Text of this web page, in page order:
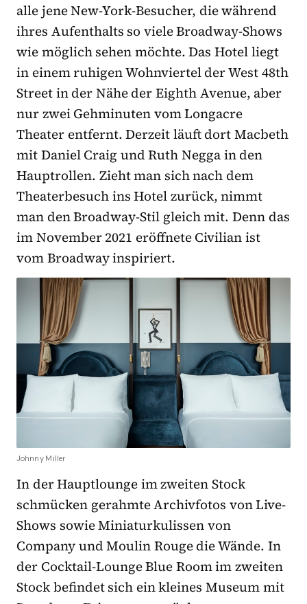
alle jene New-York-Besucher, die während
ihres Aufenthalts so viele Broadway-Shows
wie möglich sehen möchte. Das Hotel liegt
in einem ruhigen Wohnviertel der West 48th
Street in der Nähe der Eighth Avenue, aber
nur zwei Gehminuten vom Longacre
Theater entfernt. Derzeit läuft dort Macbeth
mit Daniel Craig und Ruth Negga in den
Hauptrollen. Zieht man sich nach dem
Theaterbesuch ins Hotel zurück, nimmt
man den Broadway-Stil gleich mit. Denn das
im November 2021 eröffnete Civilian ist
vom Broadway inspiriert.
Johnny Miller
In der Hauptlounge im zweiten Stock
schmücken gerahmte Archivfotos von Live-
Shows sowie Miniaturkulissen von
Company und Moulin Rouge die Wände. In
der Cocktail-Lounge Blue Room im zweiten
Stock befindet sich ein kleines Museum mit